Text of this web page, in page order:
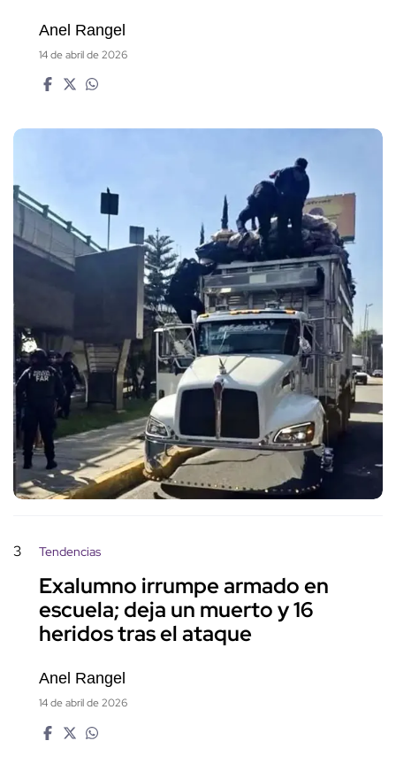
Anel Rangel
14 de abril de 2026
3 Tendencias
Exalumno irrumpe armado en
escuela; deja un muerto y 16
heridos tras el ataque
Anel Rangel
14 de abril de 2026